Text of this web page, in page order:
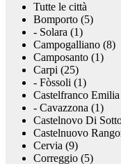
Tutte le città
Bomporto (5)
- Solara (1)
Campogalliano (8)
Camposanto (1)
Carpi (25)
- Fòssoli (1)
Castelfranco
- Cavazzona (1)
Castelnovo Di
Castelnuovo
Cervia (9)
Correggio (5)